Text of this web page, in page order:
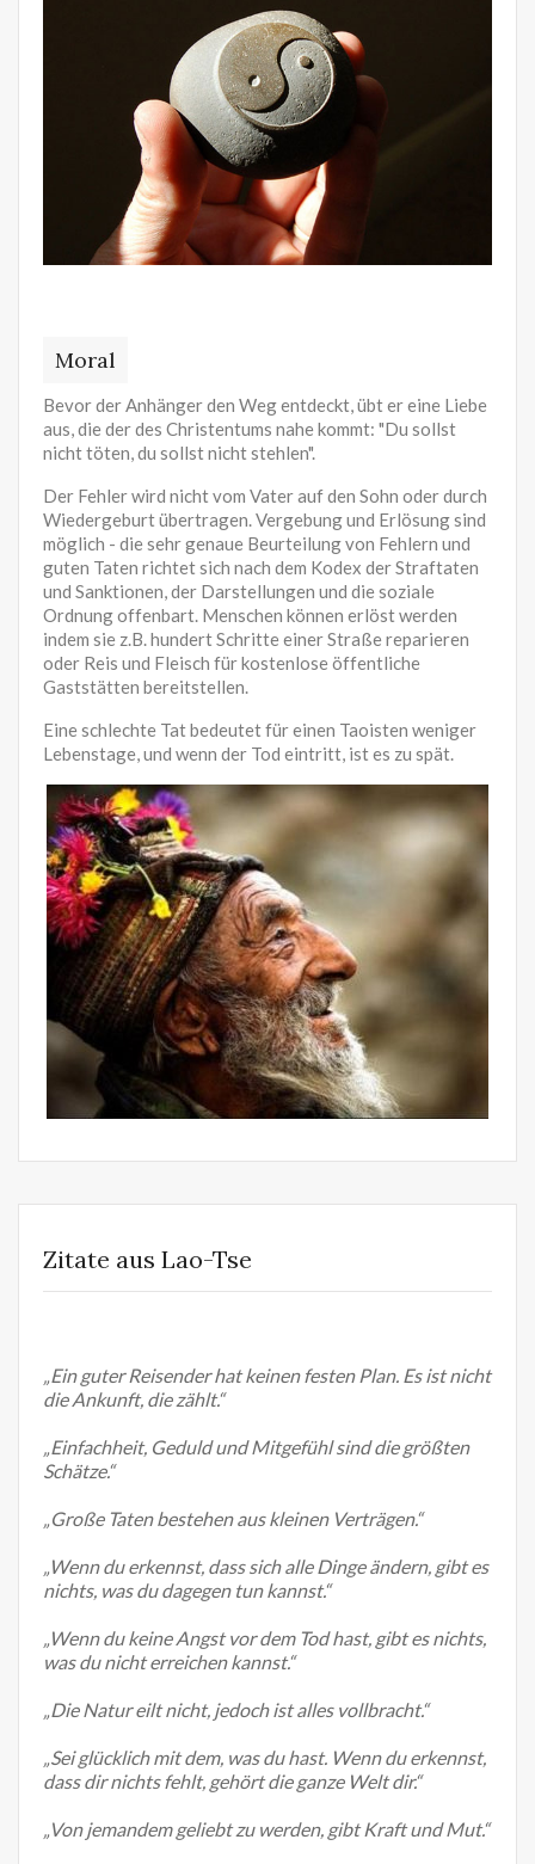
Moral
Bevor der Anhänger den Weg entdeckt, übt er eine Liebe
aus, die der des Christentums nahe kommt: "Du sollst
nicht töten, du sollst nicht stehlen".
Der Fehler wird nicht vom Vater auf den Sohn oder durch
Wiedergeburt übertragen. Vergebung und Erlösung sind
möglich - die sehr genaue Beurteilung von Fehlern und
guten Taten richtet sich nach dem Kodex der Straftaten
und Sanktionen, der Darstellungen und die soziale
Ordnung offenbart. Menschen können erlöst werden
indem sie z.B. hundert Schritte einer Straße reparieren
oder Reis und Fleisch für kostenlose öffentliche
Gaststätten bereitstellen.
Eine schlechte Tat bedeutet für einen Taoisten weniger
Lebenstage, und wenn der Tod eintritt, ist es zu spät.
Zitate aus Lao-Tse
Ein guter Reisender hat keinen festen Plan. Es ist nicht
die Ankunft, die zählt.
Einfachheit, Geduld und Mitgefühl sind die größten
Schätze.
Große Taten bestehen aus kleinen Verträgen.
Wenn du erkennst, dass sich alle Dinge ändern, gibt es
nichts, was du dagegen tun kannst.
Wenn du keine Angst vor dem Tod hast, gibt es nichts,
was du nicht erreichen kannst.
Die Natur eilt nicht, jedoch ist alles vollbracht.
Sei glücklich mit dem, was du hast. Wenn du erkennst,
dass dir nichts fehlt, gehört die ganze Welt dir.
Von jemandem geliebt zu werden, gibt Kraft und Mut.